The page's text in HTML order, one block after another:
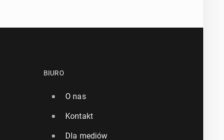
BIURO
O nas
Kontakt
Dla mediów